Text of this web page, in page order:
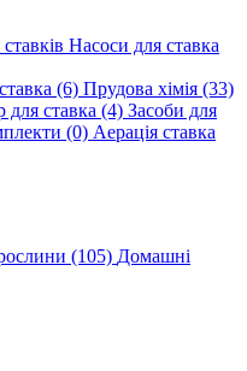
Насоси для ставка
(6) Прудова хімія (33)
для ставка (4) Засоби для
(0) Аерація ставка
(105) Домашні